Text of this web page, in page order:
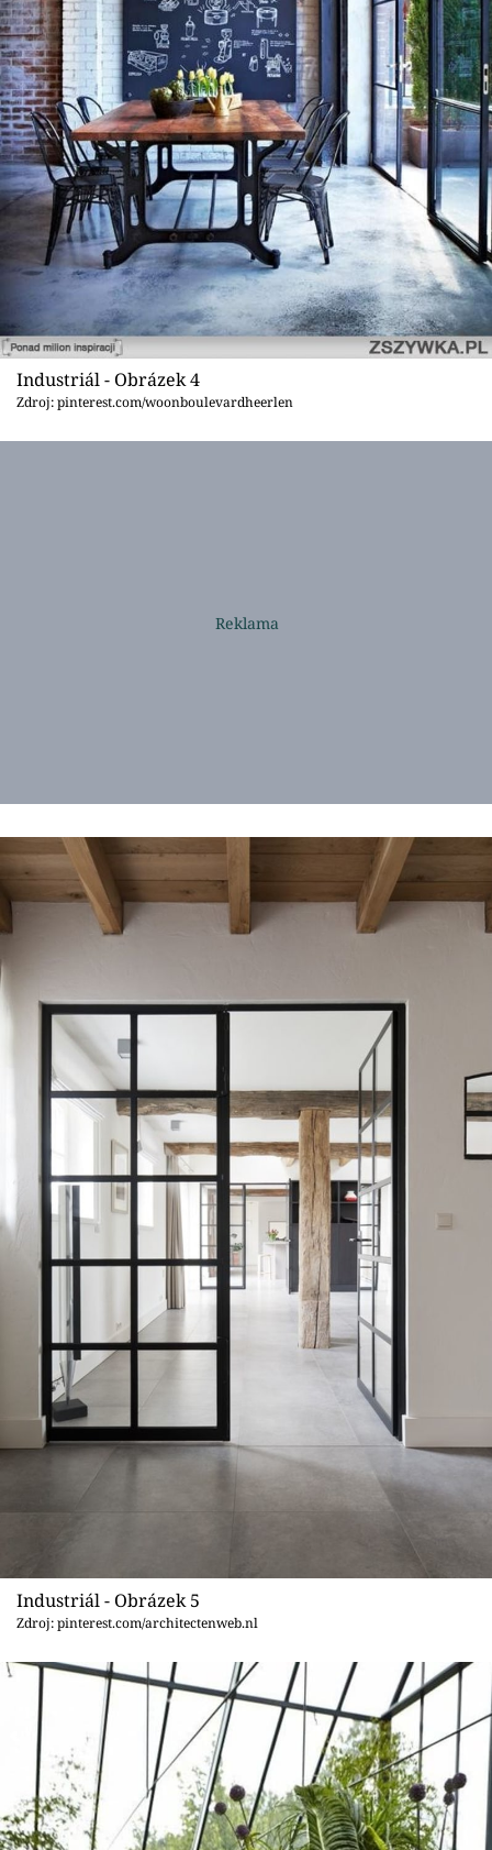
Industriál - Obrázek 4
Zdroj: pinterest.com/woonboulevardheerlen
Industriál - Obrázek 5
Zdroj: pinterest.com/architectenweb.nl